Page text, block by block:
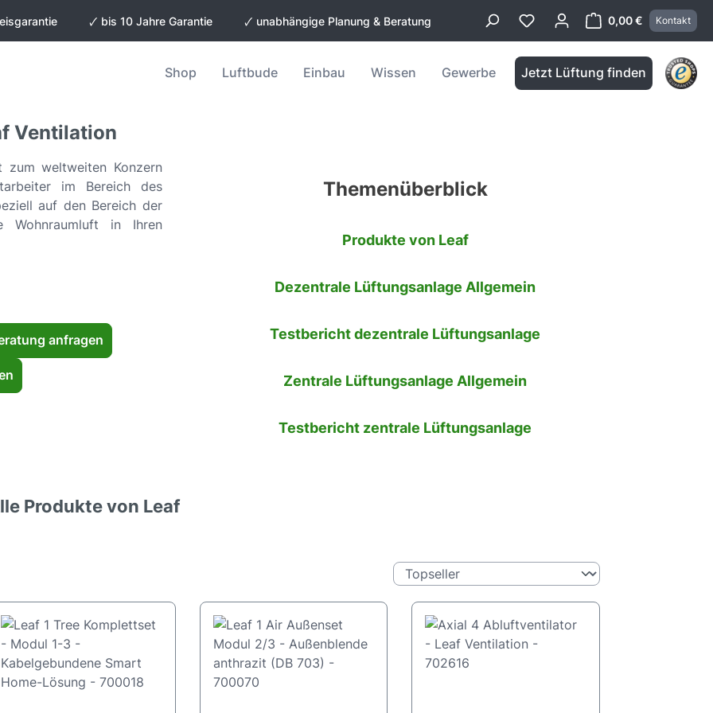
🗸 bis 10 Jahre Garantie 🗸 unabhängige Planung & Beratung 0,00 €
Warenkorb
Kontakt
Shop Luftbude Einbau Wissen Gewerbe Jetzt Lüftung finden
Ventilation
zum weltweiten Konzern
im Bereich des
auf den Bereich der
Wohnraumluft in Ihren
anfragen
Themenüberblick
Produkte von Leaf
Dezentrale Lüftungsanlage Allgemein
Testbericht dezentrale Lüftungsanlage
Zentrale Lüftungsanlage Allgemein
Testbericht zentrale Lüftungsanlage
Produkte von Leaf